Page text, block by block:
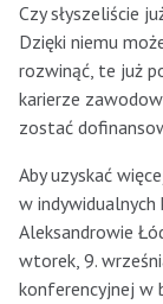
Czy słyszeliście
Dzięki niemu
rozwinąć, te już
karierze
zostać
Aby uzyskać
w
Aleksandrowie
wtorek, 9.
konferencyjnej w